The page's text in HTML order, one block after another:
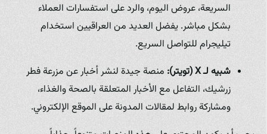
السريعة، عروض اليوم، والرد على استفسارات العملاء
بشكل مباشر. يفضل العديد من العراقيين استخدام
تيليجرام للتواصل السريع.
شبيه لـ X (تويتر):
منصة جيدة لنشر أخبار عن مزرعة فطر
زرشيك، التفاعل مع الأخبار المتعلقة بالصحة والغذاء،
ومشاركة روابط لمقالات المدونة على الموقع الإلكتروني.